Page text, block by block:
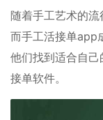
随着手工艺术的流
而手工活接单app
他们找到适合自
接单软件。